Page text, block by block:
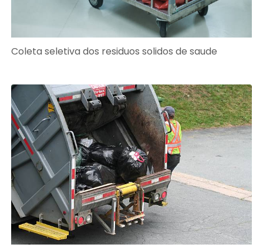
Coleta seletiva dos residuos solidos de saude